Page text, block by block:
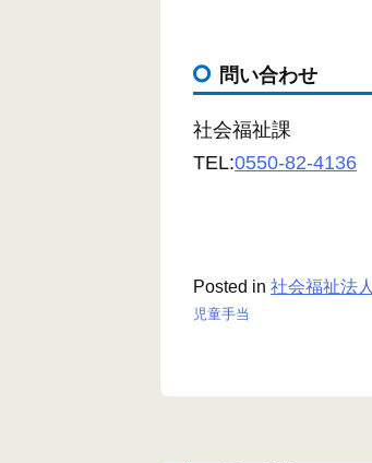
問い合わせ
社会福祉課
TEL:0550-82-4136
Posted in 社会福祉法人
児童手当